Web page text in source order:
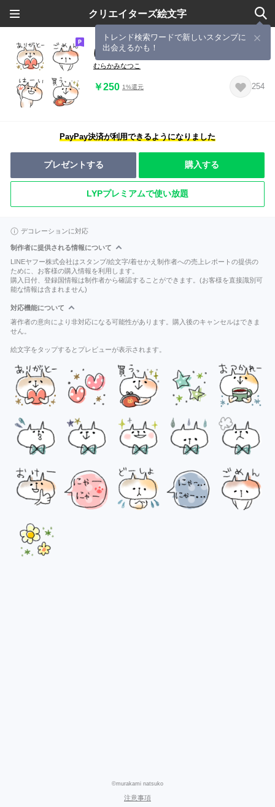
クリエイターズ絵文字
トレンド検索ワードで新しいスタンプに
出会えるかも！
にゃんこず絵文字
むらかみなつこ
￥250 1%還元 254
PayPay決済が利用できるようになりました
プレゼントする 購入する
LYPプレミアムで使い放題
デコレーションに対応
制作者に提供される情報について
LINEヤフー株式会社はスタンプ/絵文字/着せかえ制作者への売上レポートの提供の
ために、お客様の購入情報を利用します。
購入日付、登録国情報は制作者から確認することができます。(お客様を直接識別可
能な情報は含まれません)
対応機能について
著作者の意向により非対応になる可能性があります。購入後のキャンセルはできま
せん。
絵文字をタップするとプレビューが表示されます。
©murakami natsuko
注意事項